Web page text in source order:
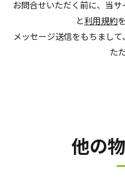
お問合せいただく前に、当サ
と利用規約
メッセージ送信をもちまし
た
他の